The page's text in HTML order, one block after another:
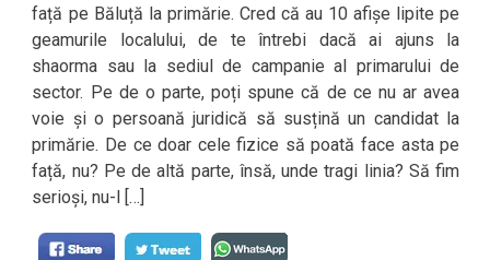
față pe Băluță la primărie. Cred că au 10 afișe lipite pe
geamurile localului, de te întrebi dacă ai ajuns la
shaorma sau la sediul de campanie al primarului de
sector. Pe de o parte, poți spune că de ce nu ar avea
voie și o persoană juridică să susțină un candidat la
primărie. De ce doar cele fizice să poată face asta pe
față, nu? Pe de altă parte, însă, unde tragi linia? Să fim
serioși, nu-l […]